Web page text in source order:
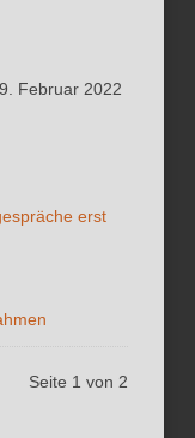
Februar 2022
erst
Seite 1 von 2